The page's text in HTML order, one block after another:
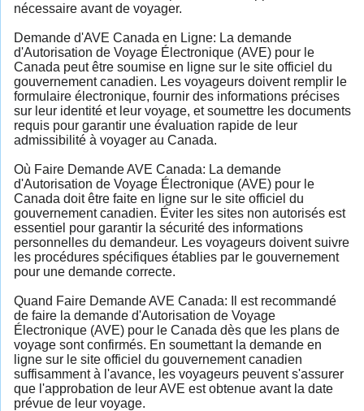
nécessaire avant de voyager.
Demande d'AVE Canada en Ligne: La demande
d'Autorisation de Voyage Électronique (AVE) pour le
Canada peut être soumise en ligne sur le site officiel du
gouvernement canadien. Les voyageurs doivent remplir le
formulaire électronique, fournir des informations précises
sur leur identité et leur voyage, et soumettre les documents
requis pour garantir une évaluation rapide de leur
admissibilité à voyager au Canada.
Où Faire Demande AVE Canada: La demande
d'Autorisation de Voyage Électronique (AVE) pour le
Canada doit être faite en ligne sur le site officiel du
gouvernement canadien. Éviter les sites non autorisés est
essentiel pour garantir la sécurité des informations
personnelles du demandeur. Les voyageurs doivent suivre
les procédures spécifiques établies par le gouvernement
pour une demande correcte.
Quand Faire Demande AVE Canada: Il est recommandé
de faire la demande d'Autorisation de Voyage
Électronique (AVE) pour le Canada dès que les plans de
voyage sont confirmés. En soumettant la demande en
ligne sur le site officiel du gouvernement canadien
suffisamment à l'avance, les voyageurs peuvent s'assurer
que l'approbation de leur AVE est obtenue avant la date
prévue de leur voyage.